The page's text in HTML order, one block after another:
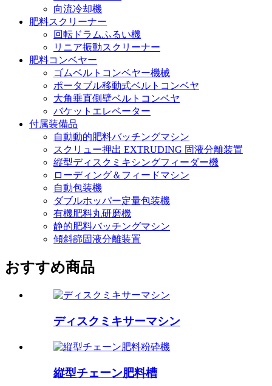
向流冷却機
肥料スクリーナー
回転ドラムふるい機
リニア振動スクリーナー
肥料コンベヤー
ゴムベルトコンベヤー機械
ポータブル移動式ベルトコンベヤ
大角垂直側壁ベルトコンベヤ
バケットエレベーター
付属装備品
自動動的肥料バッチングマシン
スクリュー押出 EXTRUDING 固液分離装置
縦型ディスクミキシングフィーダー機
ローディング＆フィードマシン
自動包装機
ダブルホッパー定量包装機
有機肥料丸研磨機
静的肥料バッチングマシン
傾斜篩固液分離装置
おすすめ商品
ディスクミキサーマシン
縦型チェーン肥料槽